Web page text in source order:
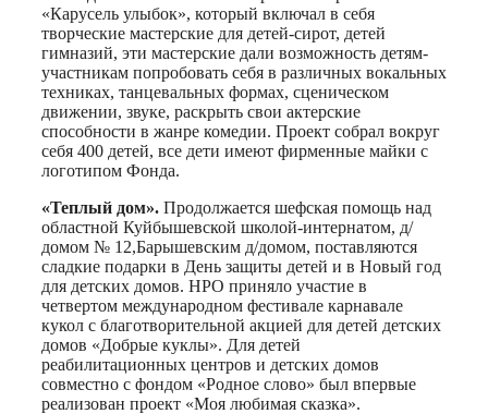
«Карусель улыбок», который включал в себя
творческие мастерские для детей-сирот, детей
гимназий, эти мастерские дали возможность детям-
участникам попробовать себя в различных вокальных
техниках, танцевальных формах, сценическом
движении, звуке, раскрыть свои актерские
способности в жанре комедии. Проект собрал вокруг
себя 400 детей, все дети имеют фирменные майки с
логотипом Фонда.
«Теплый дом». Продолжается шефская помощь над
областной Куйбышевской школой-интернатом, д/
домом № 12,Барышевским д/домом, поставляются
сладкие подарки в День защиты детей и в Новый год
для детских домов. НРО приняло участие в
четвертом международном фестивале карнавале
кукол с благотворительной акцией для детей детских
домов «Добрые куклы». Для детей
реабилитационных центров и детских домов
совместно с фондом «Родное слово» был впервые
реализован проект «Моя любимая сказка».